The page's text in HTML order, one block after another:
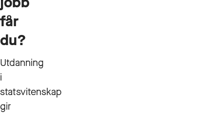
får
du?
Utdanning
i
statsvitenskap
gir